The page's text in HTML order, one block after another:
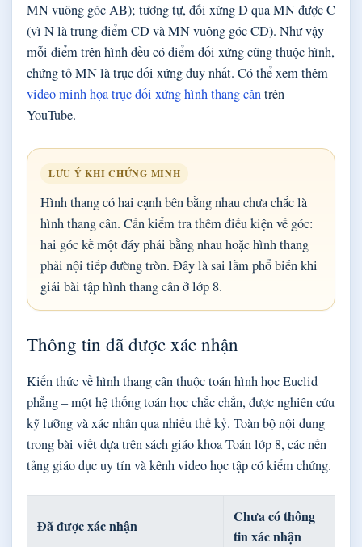
MN vuông góc AB); tương tự, đối xứng D qua MN được C
(vì N là trung điểm CD và MN vuông góc CD). Như vậy
mỗi điểm trên hình đều có điểm đối xứng cũng thuộc hình,
chứng tỏ MN là trục đối xứng duy nhất. Có thể xem thêm
video minh họa trục đối xứng hình thang cântrên
YouTube.
LƯU Ý KHI CHỨNG MINH
Hình thang có hai cạnh bên bằng nhau chưa chắc là
hình thang cân. Cần kiểm tra thêm điều kiện về góc:
hai góc kề một đáy phải bằng nhau hoặc hình thang
phải nội tiếp đường tròn. Đây là sai lầm phổ biến khi
giải bài tập hình thang cân ở lớp 8.
Thông tin đã được xác nhận
Kiến thức về hình thang cân thuộc toán hình học Euclid
phẳng – một hệ thống toán học chắc chắn, được nghiên cứu
kỹ lưỡng và xác nhận qua nhiều thế kỷ. Toàn bộ nội dung
trong bài viết dựa trên sách giáo khoa Toán lớp 8, các nền
tảng giáo dục uy tín và kênh video học tập có kiểm chứng.
Đã được xác nhận
Chưa có thông
tin xác nhận